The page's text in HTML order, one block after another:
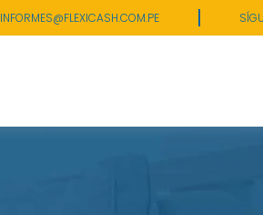
INFORMES@FLEXICASH.COM.PE